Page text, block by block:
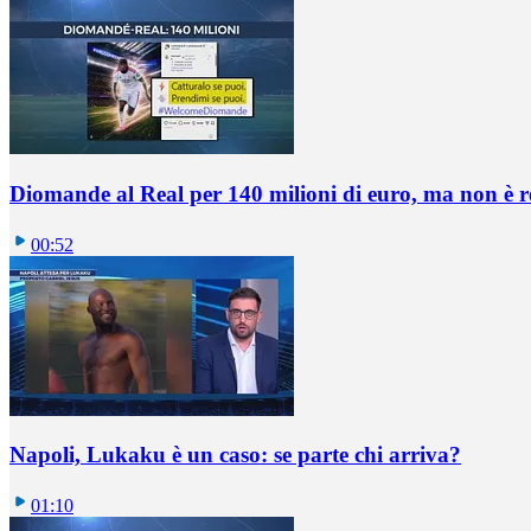
Diomande al Real per 140 milioni di euro, ma non è
00:52
Napoli, Lukaku è un caso: se parte chi arriva?
01:10